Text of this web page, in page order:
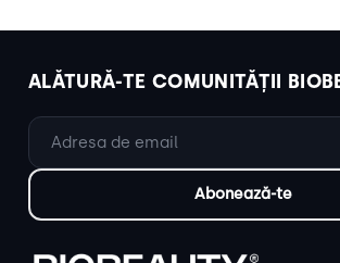
ALĂTURĂ-TE COMUNITĂȚII